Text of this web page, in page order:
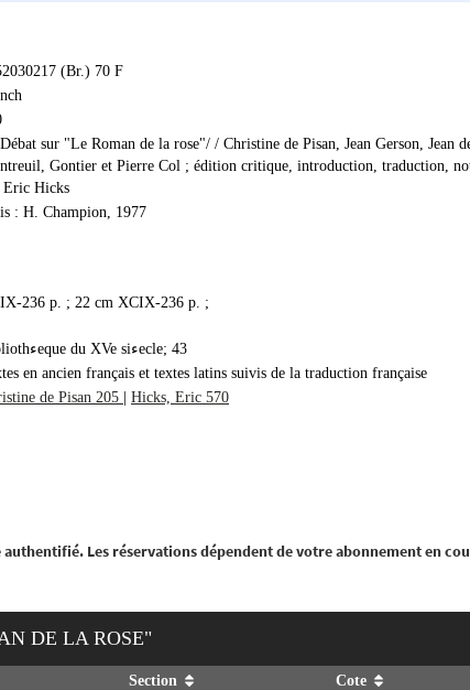
(Br.) 70 F
sur "Le Roman de la rose"/ / Christine de Pisan, Jean Gerson, Jean
Gontier et Pierre Col ; édition critique, introduction, traduction,
Eric Hicks
: H. Champion, 1977
236 p. ; 22 cm XCIX-236 p. ;
Bibliothءeque du XVe siءecle; 43
en ancien français et textes latins suivis de la traduction française
de Pisan 205 Hicks, Eric 570
Les réservations dépendent de votre abonnement en
DE LA ROSE"
Section Cote